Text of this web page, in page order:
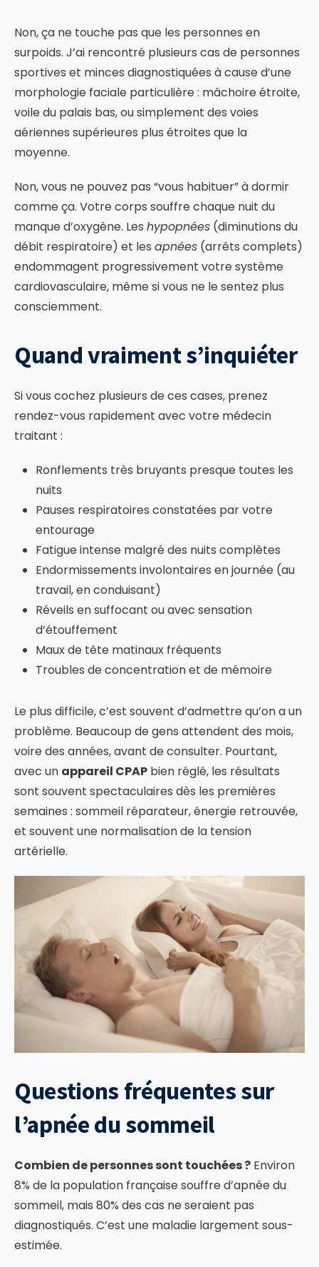
Non, ça ne touche pas que les personnes en
surpoids. J’ai rencontré plusieurs cas de personnes
sportives et minces diagnostiquées à cause d’une
morphologie faciale particulière : mâchoire étroite,
voile du palais bas, ou simplement des voies
aériennes supérieures plus étroites que la
moyenne.
Non, vous ne pouvez pas “vous habituer” à dormir
comme ça. Votre corps souffre chaque nuit du
manque d’oxygène. Les hypopnées (diminutions du
débit respiratoire) et les apnées (arrêts complets)
endommagent progressivement votre système
cardiovasculaire, même si vous ne le sentez plus
consciemment.
Quand vraiment s’inquiéter
Si vous cochez plusieurs de ces cases, prenez
rendez-vous rapidement avec votre médecin
traitant :
Ronflements très bruyants presque toutes les
nuits
Pauses respiratoires constatées par votre
entourage
Fatigue intense malgré des nuits complètes
Endormissements involontaires en journée (au
travail, en conduisant)
Réveils en suffocant ou avec sensation
d’étouffement
Maux de tête matinaux fréquents
Troubles de concentration et de mémoire
Le plus difficile, c’est souvent d’admettre qu’on a un
problème. Beaucoup de gens attendent des mois,
voire des années, avant de consulter. Pourtant,
avec un appareil CPAP bien réglé, les résultats
sont souvent spectaculaires dès les premières
semaines : sommeil réparateur, énergie retrouvée,
et souvent une normalisation de la tension
artérielle.
Questions fréquentes sur
l’apnée du sommeil
Combien de personnes sont touchées ? Environ
8% de la population française souffre d’apnée du
sommeil, mais 80% des cas ne seraient pas
diagnostiqués. C’est une maladie largement sous-
estimée.